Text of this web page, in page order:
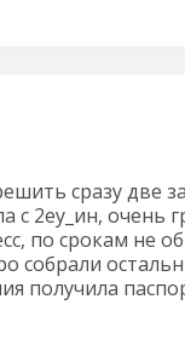
сразу две
с 2еу_ин, очень
по срокам не
получила